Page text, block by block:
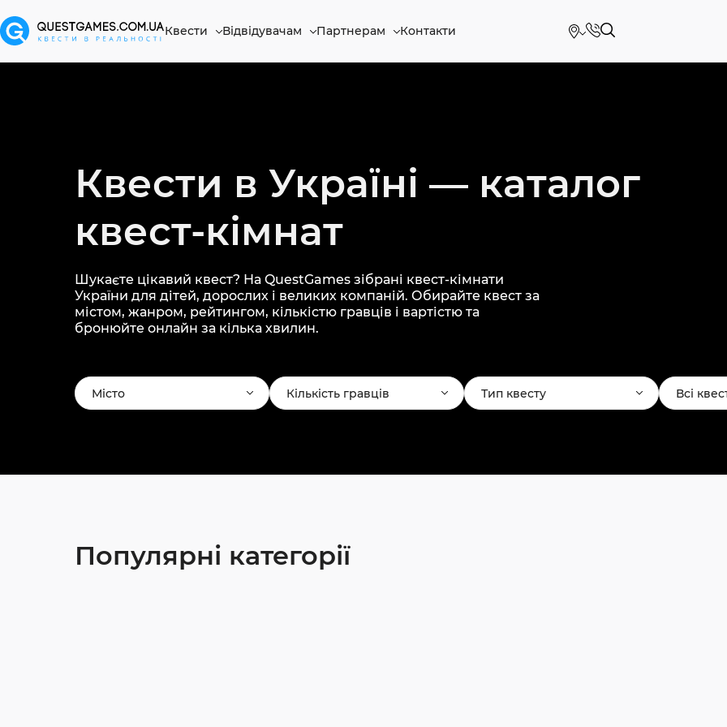
Квести Відвідувачам Партнерам Контакти
Квести в Україні — каталог
квест-кімнат
Шукаєте цікавий квест? На QuestGames зібрані квест-кімнати
України для дітей, дорослих і великих компаній. Обирайте квест за
містом, жанром, рейтингом, кількістю гравців і вартістю та
бронюйте онлайн за кілька хвилин.
Місто Кількість гравців Тип квесту Всі
Популярні категорії